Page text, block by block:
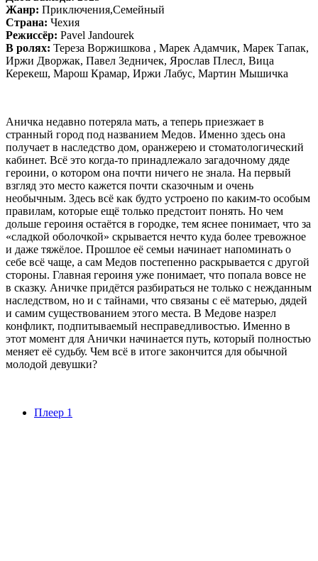
Жанр: Приключения,Семейный
Страна: Чехия
Режиссёр: Pavel Jandourek
В ролях: Тереза Воржишкова , Марек Адамчик, Марек Тапак,
Иржи Дворжак, Павел Зедничек, Ярослав Плесл, Вица
Керекеш, Марош Крамар, Иржи Лабус, Мартин Мышичка
Аничка недавно потеряла мать, а теперь приезжает в
странный город под названием Медов. Именно здесь она
получает в наследство дом, оранжерею и стоматологический
кабинет. Всё это когда-то принадлежало загадочному дяде
героини, о котором она почти ничего не знала. На первый
взгляд это место кажется почти сказочным и очень
необычным. Здесь всё как будто устроено по каким-то особым
правилам, которые ещё только предстоит понять. Но чем
дольше героиня остаётся в городке, тем яснее понимает, что за
«сладкой оболочкой» скрывается нечто куда более тревожное
и даже тяжёлое. Прошлое её семьи начинает напоминать о
себе всё чаще, а сам Медов постепенно раскрывается с другой
стороны. Главная героиня уже понимает, что попала вовсе не
в сказку. Аничке придётся разбираться не только с нежданным
наследством, но и с тайнами, что связаны с её матерью, дядей
и самим существованием этого места. В Медове назрел
конфликт, подпитываемый несправедливостью. Именно в
этот момент для Анички начинается путь, который полностью
меняет её судьбу. Чем всё в итоге закончится для обычной
молодой девушки?
Плеер 1